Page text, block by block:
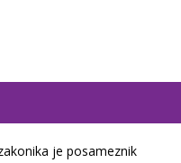
je posameznik